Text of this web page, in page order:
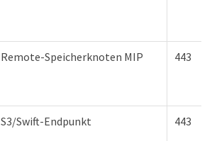
Remote-Speicherknoten MIP 443
S3/Swift-Endpunkt 443